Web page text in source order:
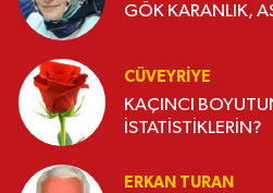
GÖK KARANLIK,
CÜVEYRIYE
KAÇINCI BOYUTUNDASIN
İSTATİSTİKLERİN?
ERKAN TURAN